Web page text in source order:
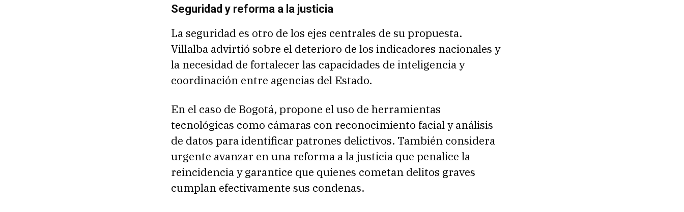
Seguridad y reforma a la justicia
La seguridad es otro de los ejes centrales de su propuesta.
Villalba advirtió sobre el deterioro de los indicadores nacionales y
la necesidad de fortalecer las capacidades de inteligencia y
coordinación entre agencias del Estado.
En el caso de Bogotá, propone el uso de herramientas
tecnológicas como cámaras con reconocimiento facial y análisis
de datos para identificar patrones delictivos. También considera
urgente avanzar en una reforma a la justicia que penalice la
reincidencia y garantice que quienes cometan delitos graves
cumplan efectivamente sus condenas.